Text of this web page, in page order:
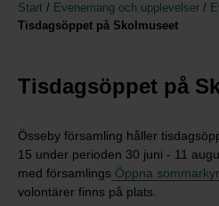
Start / Evenemang och upplevelser /
Tisdagsöppet på Skolmuseet
Tisdagsöppet på
Össeby församling håller
15 under perioden 30 juni - 11
med församlings Öppna
volontärer finns på plats.